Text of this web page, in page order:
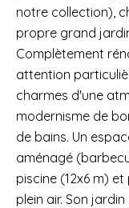
notre collection),
propre grand
Complètement
attention
charmes d'une
modernisme de
de bains. Un
aménagé
piscine (12x6 m)
plein air. Son